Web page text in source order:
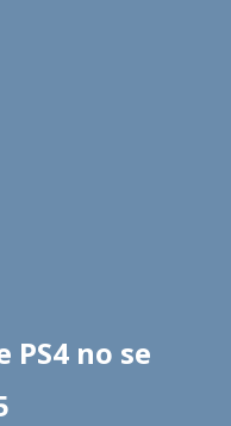
PS4 no se